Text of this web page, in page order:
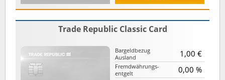
Trade Republic Classic Card
Bargeld­bezug
Ausland
1,00 €
Fremd­währungs­
entgelt
0,00 %